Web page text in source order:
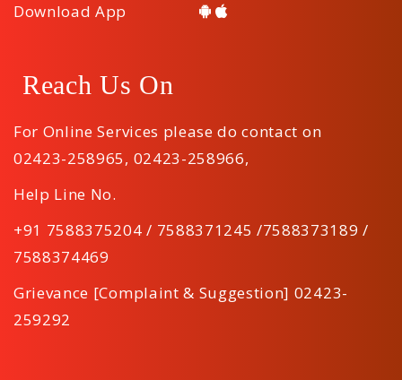
Download App
Reach Us On
For Online Services please do contact on
02423-258965, 02423-258966,
Help Line No.
+91 7588375204 / 7588371245 /7588373189 /
7588374469
Grievance [Complaint & Suggestion] 02423-
259292